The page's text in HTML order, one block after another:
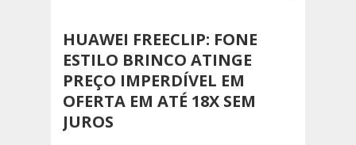
HUAWEI FREECLIP: FONE
ESTILO BRINCO ATINGE
PREÇO IMPERDÍVEL EM
OFERTA EM ATÉ 18X SEM
JUROS